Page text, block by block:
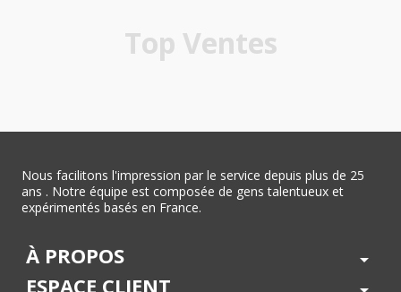
Top Ventes
Nous facilitons l'impression par le service depuis plus de 25
ans . Notre équipe est composée de gens talentueux et
expérimentés basés en France.
À PROPOS arrow_drop_down
ESPACE CLIENT